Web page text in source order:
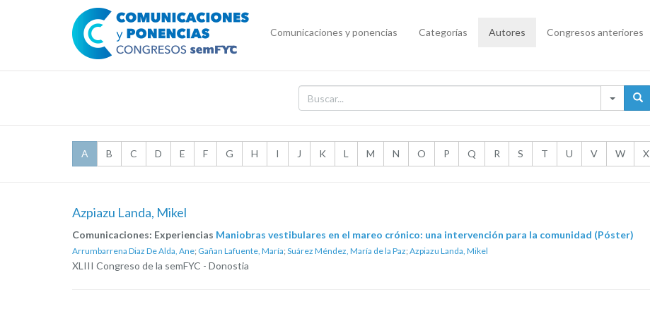
Comunicaciones y ponencias Categorías Autores Congresos anteriores
A B C D E F G H I J K L M N O P Q R S T U V W X
Azpiazu Landa, Mikel
Comunicaciones: Experiencias Maniobras vestibulares en el mareo crónico: una intervención para la comunidad (Póster)
Arrumbarrena Diaz De Alda, Ane; Gañan Lafuente, María; Suárez Méndez, María de la Paz; Azpiazu Landa, Mikel
XLIII Congreso de la semFYC - Donostia